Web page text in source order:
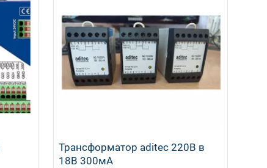
Трансформатор aditec 220В в
18В 300мА